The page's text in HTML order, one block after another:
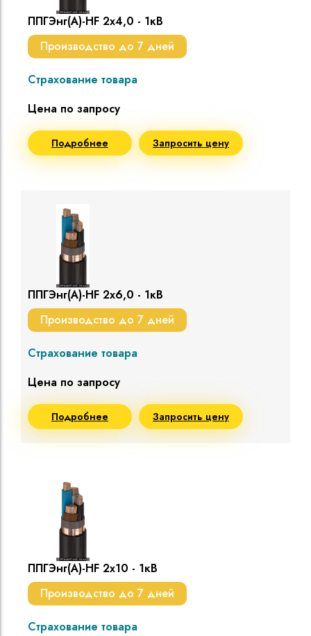
ППГЭнг(A)-HF 2х4,0 - 1кВ
Производство до 7 дней
Страхование товара
Цена по запросу
Подробнее Запросить цену
ППГЭнг(A)-HF 2х6,0 - 1кВ
Производство до 7 дней
Страхование товара
Цена по запросу
Подробнее Запросить цену
ППГЭнг(A)-HF 2х10 - 1кВ
Производство до 7 дней
Страхование товара